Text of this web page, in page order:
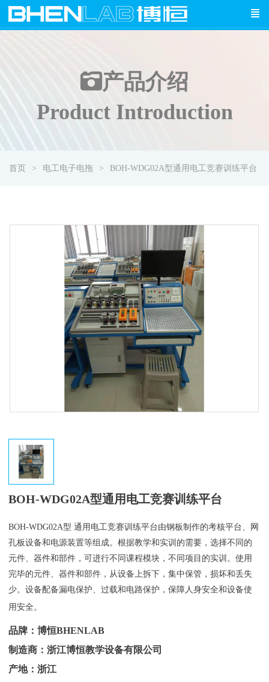
产品介绍
Product Introduction
首页 电工电子电拖 BOH-WDG02A型通用电工竞赛训练平台
BOH-WDG02A型通用电工竞赛训练平台
BOH-WDG02A型 通用电工竞赛训练平台由钢板制作的考核平台、网
孔板设备和电源装置等组成。根据教学和实训的需要，选择不同的
元件、器件和部件，可进行不同课程模块，不同项目的实训。使用
完毕的元件、器件和部件，从设备上拆下，集中保管，损坏和丢失
少。设备配备漏电保护、过载和电路保护，保障人身安全和设备使
用安全。
品牌：博恒BHENLAB
制造商：浙江博恒教学设备有限公司
产地：浙江